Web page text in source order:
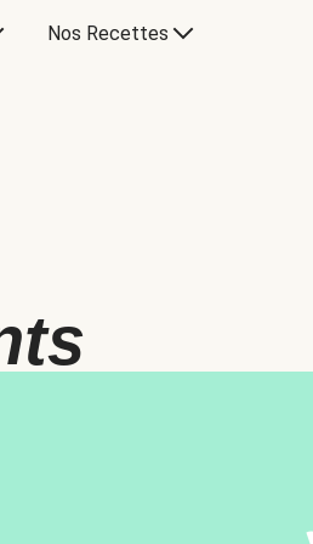
Nos Recettes